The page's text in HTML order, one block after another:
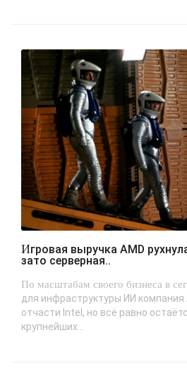
Игровая выручка AMD рухнула почти на треть,
зато серверная..
По масштабам своего бизнеса в
для инфраструктуры ИИ компания
отчасти Intel, но всё равно
крупнейших...